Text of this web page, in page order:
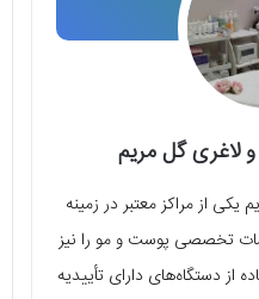
و لاغری گل مریم
یکی از مراکز معتبر در زمینه
تخصصی پوست و مو را نیز
از دستگاه‌های دارای تأییدیه